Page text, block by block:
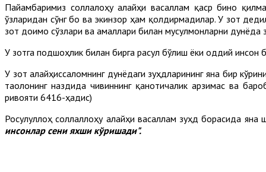
Пайғамбаримиз соллалоҳу алайҳи васаллам қаср бино
ўзларидан сўнг боғ ва экинзор ҳам қолдирмадилар. У зот
зот доимо сўзлари ва амаллари билан мусулмонларни дунёда
У зотга подшоҳлик билан бирга расул бўлиш ёки оддий инсон
У зот алайҳиссаломнинг дунёдаги зуҳдларининг яна бир
таолонинг наздида чивиннинг қанотичалик арзимас ва
ривояти 6416-ҳадис)
Росулуллоҳ соллаллоҳу алайҳи васаллам зуҳд борасида
инсонлар сени яхши кўришади".